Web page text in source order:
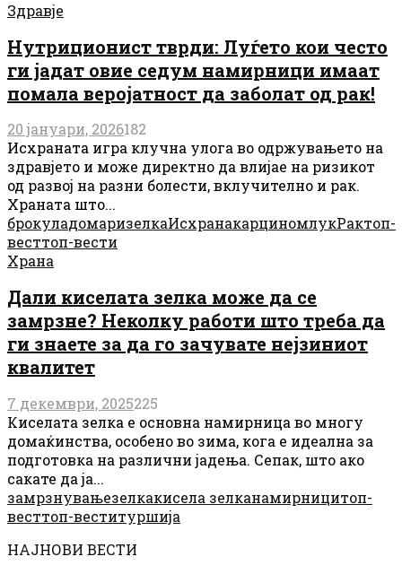
Здравје
Нутриционист тврди: Луѓето кои често
ги јадат овие седум намирници имаат
помала веројатност да заболат од рак!
20 јануари, 2026182
Исхраната игра клучна улога во одржувањето на
здравјето и може директно да влијае на ризикот
од развој на разни болести, вклучително и рак.
Храната што...
брокуладомаризелкаИсхранакарциномлукРактоп-
весттоп-вести
Храна
Дали киселата зелка може да се
замрзне? Неколку работи што треба да
ги знаете за да го зачувате нејзиниот
квалитет
7 декември, 2025225
Киселата зелка е основна намирница во многу
домаќинства, особено во зима, кога е идеална за
подготовка на различни јадења. Сепак, што ако
сакате да ја...
замрзнувањезелкакисела зелканамирницитоп-
весттоп-веституршија
НАЈНОВИ ВЕСТИ